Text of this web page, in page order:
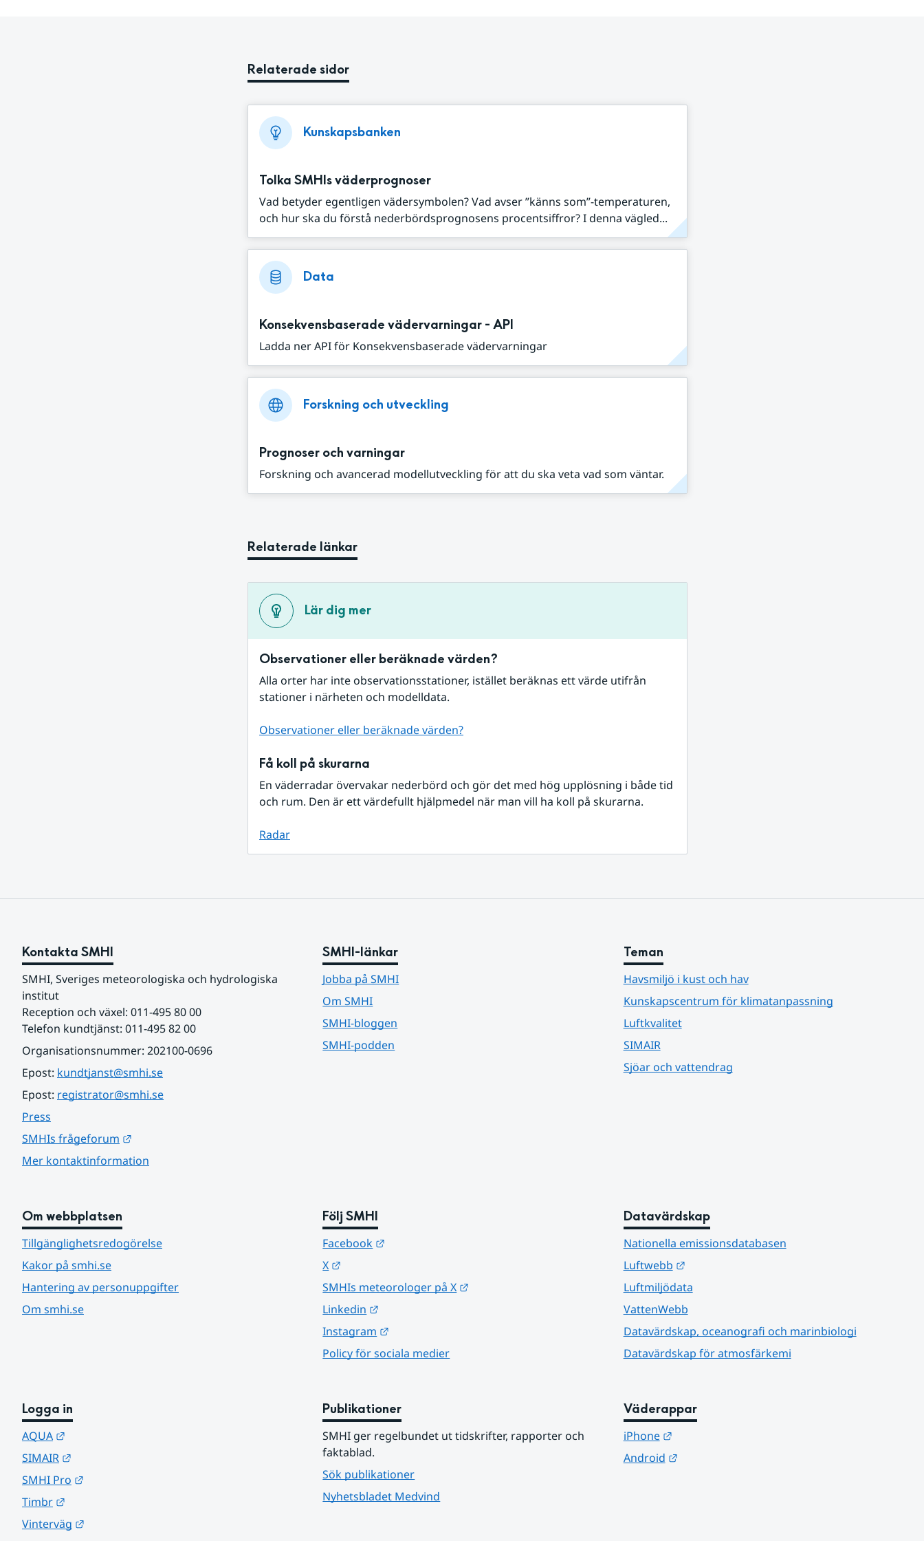
Relaterade sidor
Kunskapsbanken
Tolka SMHIs väderprognoser
Vad betyder egentligen vädersymbolen? Vad avser ”känns som”-temperaturen,
och hur ska du förstå nederbördsprognosens procentsiffror? I denna vägled...
Data
Konsekvensbaserade vädervarningar - API
Ladda ner API för Konsekvensbaserade vädervarningar
Forskning och utveckling
Prognoser och varningar
Forskning och avancerad modellutveckling för att du ska veta vad som väntar.
Relaterade länkar
Lär dig mer
Observationer eller beräknade värden?
Alla orter har inte observationsstationer, istället beräknas ett värde utifrån
stationer i närheten och modelldata.
Observationer eller beräknade värden?
Få koll på skurarna
En väderradar övervakar nederbörd och gör det med hög upplösning i både tid
och rum. Den är ett värdefullt hjälpmedel när man vill ha koll på skurarna.
Radar
Kontakta SMHI
SMHI, Sveriges meteorologiska och hydrologiska
institut
Reception och växel: 011-495 80 00
Telefon kundtjänst: 011-495 82 00
Organisationsnummer: 202100-0696
Epost: kundtjanst@smhi.se
Epost: registrator@smhi.se
Press
SMHIs frågeforum
Mer kontaktinformation
SMHI-länkar
Jobba på SMHI
Om SMHI
SMHI-bloggen
SMHI-podden
Teman
Havsmiljö i kust och hav
Kunskapscentrum för klimatanpassning
Luftkvalitet
SIMAIR
Sjöar och vattendrag
Om webbplatsen
Tillgänglighetsredogörelse
Kakor på smhi.se
Hantering av personuppgifter
Om smhi.se
Följ SMHI
Facebook
X
SMHIs meteorologer på X
Linkedin
Instagram
Policy för sociala medier
Datavärdskap
Nationella emissionsdatabasen
Luftwebb
Länk till annan webbplats.
Luftmiljödata
VattenWebb
Datavärdskap, oceanografi och marinbiologi
Datavärdskap för atmosfärkemi
Logga in
AQUA
SIMAIR
SMHI Pro
Timbr
Vinterväg
Publikationer
SMHI ger regelbundet ut tidskrifter, rapporter och
faktablad.
Sök publikationer
Nyhetsbladet Medvind
Väderappar
iPhone
Länk till annan webbplats.
Android
Länk till annan webbplats.